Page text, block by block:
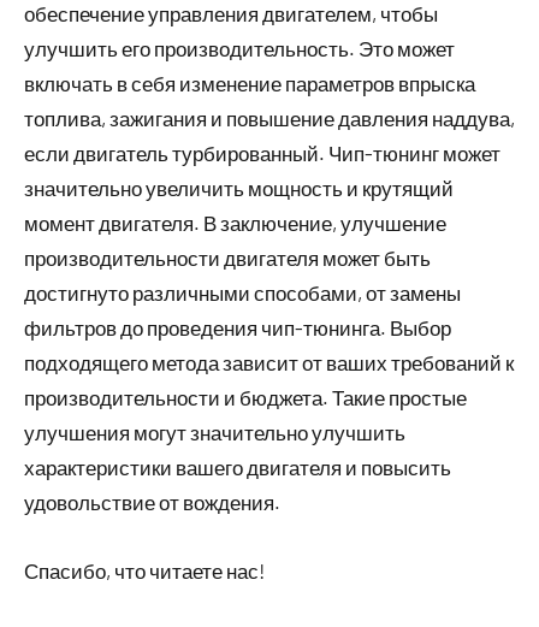
обеспечение управления двигателем, чтобы
улучшить его производительность. Это может
включать в себя изменение параметров впрыска
топлива, зажигания и повышение давления наддува,
если двигатель турбированный. Чип-тюнинг может
значительно увеличить мощность и крутящий
момент двигателя. В заключение, улучшение
производительности двигателя может быть
достигнуто различными способами, от замены
фильтров до проведения чип-тюнинга. Выбор
подходящего метода зависит от ваших требований к
производительности и бюджета. Такие простые
улучшения могут значительно улучшить
характеристики вашего двигателя и повысить
удовольствие от вождения.
Спасибо, что читаете нас!